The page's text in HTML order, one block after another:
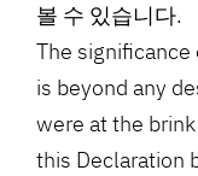
볼 수 있습니다.
The
is beyond any
were at the
this Declaration